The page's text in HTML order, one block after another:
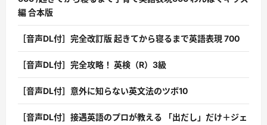
編 合本版
［音声DL付］完全改訂版 起きてから寝るまで英語表現 700
［音声DL付］完全攻略！ 英検（R）3級
［音声DL付］意外に知らない英文法のツボ10
［音声DL付］接遇英語のプロが教える 「出だし」だけ＋ジェ